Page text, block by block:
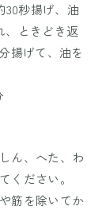
30秒揚げ、油
、ときどき返
揚げて、油を
ん、へた、わ
ください。
筋を除いてか